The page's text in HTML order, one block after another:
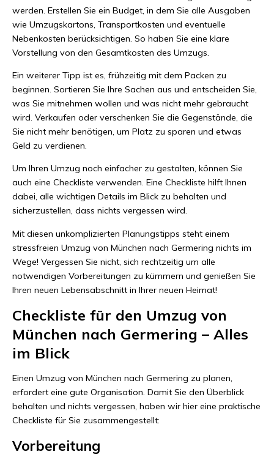
werden. Erstellen Sie ein Budget, in dem Sie alle Ausgaben
wie Umzugskartons, Transportkosten und eventuelle
Nebenkosten berücksichtigen. So haben Sie eine klare
Vorstellung von den Gesamtkosten des Umzugs.
Ein weiterer Tipp ist es, frühzeitig mit dem Packen zu
beginnen. Sortieren Sie Ihre Sachen aus und entscheiden Sie,
was Sie mitnehmen wollen und was nicht mehr gebraucht
wird. Verkaufen oder verschenken Sie die Gegenstände, die
Sie nicht mehr benötigen, um Platz zu sparen und etwas
Geld zu verdienen.
Um Ihren Umzug noch einfacher zu gestalten, können Sie
auch eine Checkliste verwenden. Eine Checkliste hilft Ihnen
dabei, alle wichtigen Details im Blick zu behalten und
sicherzustellen, dass nichts vergessen wird.
Mit diesen unkomplizierten Planungstipps steht einem
stressfreien Umzug von München nach Germering nichts im
Wege! Vergessen Sie nicht, sich rechtzeitig um alle
notwendigen Vorbereitungen zu kümmern und genießen Sie
Ihren neuen Lebensabschnitt in Ihrer neuen Heimat!
Checkliste für den Umzug von
München nach Germering – Alles
im Blick
Einen Umzug von München nach Germering zu planen,
erfordert eine gute Organisation. Damit Sie den Überblick
behalten und nichts vergessen, haben wir hier eine praktische
Checkliste für Sie zusammengestellt:
Vorbereitung